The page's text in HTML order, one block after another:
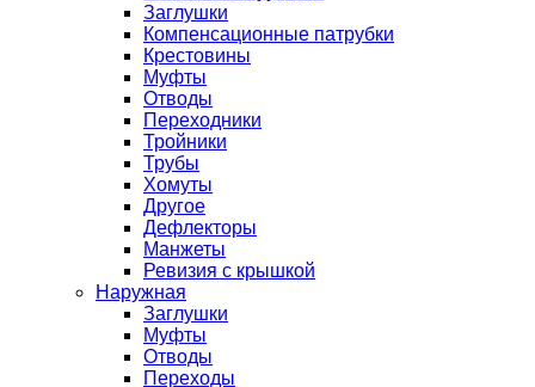
Заглушки
Компенсационные патрубки
Крестовины
Муфты
Отводы
Переходники
Тройники
Трубы
Хомуты
Другое
Дефлекторы
Манжеты
Ревизия с крышкой
Наружная
Заглушки
Муфты
Отводы
Переходы